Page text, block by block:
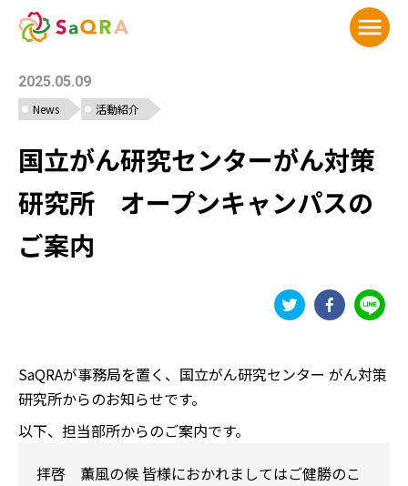
メニ
2025.05.09
News 活動紹介
国立がん研究センターがん対策
研究所 オープンキャンパスの
ご案内
SaQRAが事務局を置く、国立がん研究センター がん対策
研究所からのお知らせです。
以下、担当部所からのご案内です。
拝啓 薫風の候 皆様におかれましてはご健勝のこ